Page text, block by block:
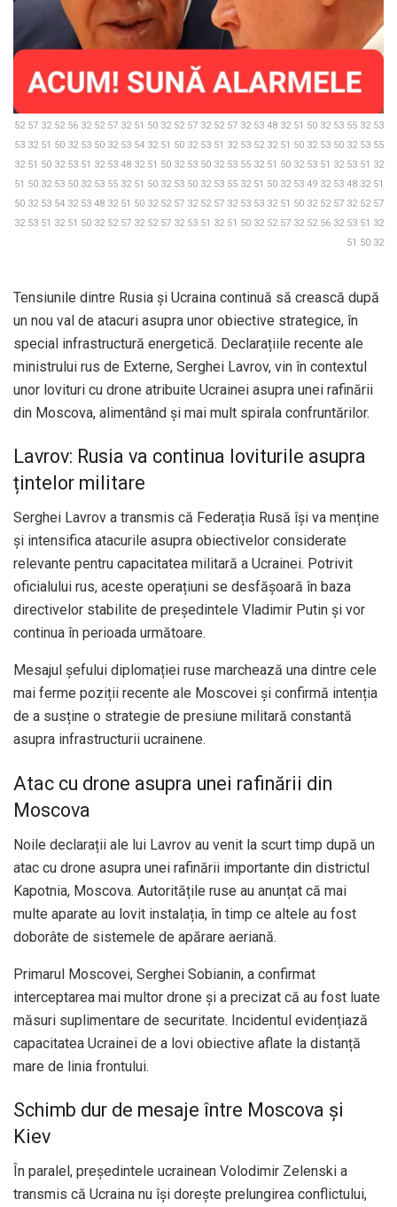
52 57 32 52 56 32 52 57 32 51 50 32 52 57 32 52 57 32 53 48 32 51 50 32 53 55 32 53
53 32 51 50 32 53 50 32 53 54 32 51 50 32 53 51 32 53 52 32 51 50 32 53 50 32 53 55
32 51 50 32 53 51 32 53 48 32 51 50 32 53 50 32 53 55 32 51 50 32 53 51 32 53 51 32
51 50 32 53 50 32 53 55 32 51 50 32 53 50 32 53 55 32 51 50 32 53 49 32 53 48 32 51
50 32 53 54 32 53 48 32 51 50 32 52 57 32 52 57 32 53 53 32 51 50 32 52 57 32 52 57
32 53 51 32 51 50 32 52 57 32 52 57 32 53 51 32 51 50 32 52 57 32 52 56 32 53 51 32
51 50 32
Tensiunile dintre Rusia și Ucraina continuă să crească după
un nou val de atacuri asupra unor obiective strategice, în
special infrastructură energetică. Declarațiile recente ale
ministrului rus de Externe, Serghei Lavrov, vin în contextul
unor lovituri cu drone atribuite Ucrainei asupra unei rafinării
din Moscova, alimentând și mai mult spirala confruntărilor.
Lavrov: Rusia va continua loviturile asupra
țintelor militare
Serghei Lavrov a transmis că Federația Rusă își va menține
și intensifica atacurile asupra obiectivelor considerate
relevante pentru capacitatea militară a Ucrainei. Potrivit
oficialului rus, aceste operațiuni se desfășoară în baza
directivelor stabilite de președintele Vladimir Putin și vor
continua în perioada următoare.
Mesajul șefului diplomației ruse marchează una dintre cele
mai ferme poziții recente ale Moscovei și confirmă intenția
de a susține o strategie de presiune militară constantă
asupra infrastructurii ucrainene.
Atac cu drone asupra unei rafinării din
Moscova
Noile declarații ale lui Lavrov au venit la scurt timp după un
atac cu drone asupra unei rafinării importante din districtul
Kapotnia, Moscova. Autoritățile ruse au anunțat că mai
multe aparate au lovit instalația, în timp ce altele au fost
doborâte de sistemele de apărare aeriană.
Primarul Moscovei, Serghei Sobianin, a confirmat
interceptarea mai multor drone și a precizat că au fost luate
măsuri suplimentare de securitate. Incidentul evidențiază
capacitatea Ucrainei de a lovi obiective aflate la distanță
mare de linia frontului.
Schimb dur de mesaje între Moscova și
Kiev
În paralel, președintele ucrainean Volodimir Zelenski a
transmis că Ucraina nu își dorește prelungirea conflictului,